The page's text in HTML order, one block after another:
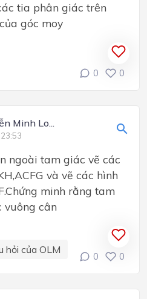
tia phân giác trên
góc moy
0 0
Minh Lo...
ngoài tam giác vẽ các
và vẽ các hình
minh rằng tam
vuông cân
hỏi của OLM
0 0